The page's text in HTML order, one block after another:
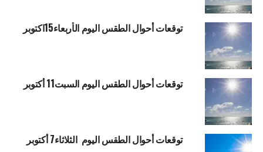
توقعات أحوال الطقس اليوم الأربعاء15اكتوبر
توقعات أحوال الطقس اليوم السبت11 أكتوبر
توقعات أحوال الطقس اليوم الثلاثاء7 أكتوبر